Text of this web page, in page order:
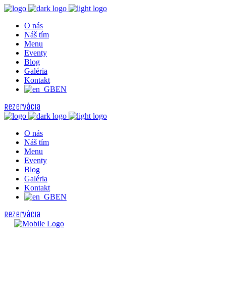
O nás
Náš tím
Menu
Eventy
Blog
Galéria
Kontakt
EN
Rezervácia
O nás
Náš tím
Menu
Eventy
Blog
Galéria
Kontakt
EN
Rezervácia